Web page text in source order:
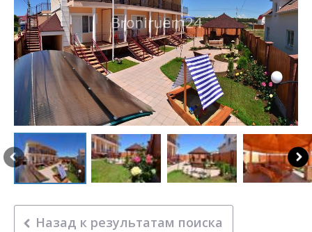
Назад к результатам поиска